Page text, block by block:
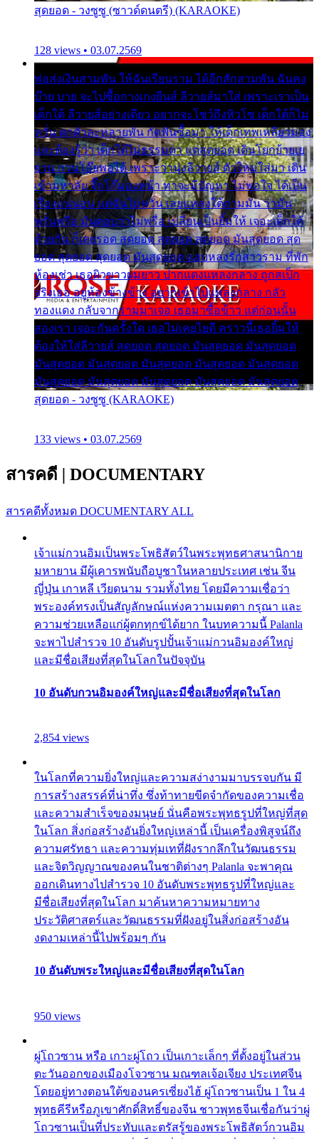
สุดยอด - วงซูซู (ซาวด์ดนตรี) (KARAOKE)
128 views • 03.07.2569
พ่อส่งเงินสามพัน ให้ฉันเรียนราม ได้อีกสักสามพัน ฉันคง
บ๊าย บาย จะไปซื้อกางเกงยีนส์ ลีวายส์มาใส่ เพราะเราเป็น
เด็กใต้ ลีวายส์อย่างเดียว อยากจะโชว์ถึงหิวโซ เด็กใต้ก็ไม่
หวั่น ตกตัวละหลายพัน กัดฟันซื้อมา ให้เด็กเทพเหลียวมอง
และต้องรู้ว่า เด็กใต้ไม่ธรรมดา แต่สุดยอด เดินโยกย้ายเย
ยวน กวนโอ๊ยพอได้ เพราะว่านุ่งลีวายส์ ตัวใหม่ใส่มา เดิน
เข้ามหาลัย จิ๊กโก๊มองหน้า ท่าจะมีปัญหา ไม่พอใจ ได้เป็น
เรื่องแน่นอน แต่ฉันไม่หวั่น เลยแหลงใต้ถามมัน ว่ามัน
พรั่นพรือ มันตอบว่าไม่พรื่อ เปลี่ยนเป็นยิ้มให้ เจอะเด็กใต้
ด้วยกัน ก็เลยรอด สุดยอด สุดยอด สุดยอด มันสุดยอด สุด
ยอด สุดยอด สุดยอด มันสุดยอด แอบหลงรักสาวราม ที่พัก
ห้องเช่า เธอผิวขาวผมยาว ปากแดงแหลงกลาง ถูกสเป็ก
จริงเธอ อยู่ห้องข้างข้าง อยากเข้าไปแหลงกลาง กลัว
ทองแดง กลับจากรามมาเจอ เธอมาซื้อข้าว แต่ก่อนนั้น
สองเรา เจอะกันครั้งใด เธอไม่เคยไยดี คราวนี้เธอยิ้มให้
ต้องให้ใส่ลีวายส์ สุดยอด สุดยอด มันสุดยอด มันสุดยอด
มันสุดยอด มันสุดยอด มันสุดยอด มันสุดยอด มันสุดยอด
มันสุดยอด มันสุดยอด มันสุดยอด มันสุดยอด มันสุดยอด
สุดยอด - วงซูซู (KARAOKE)
133 views • 03.07.2569
สารคดี | DOCUMENTARY
สารคดีทั้งหมด DOCUMENTARY ALL
เจ้าแม่กวนอิมเป็นพระโพธิสัตว์ในพระพุทธศาสนานิกาย
มหายาน มีผู้เคารพนับถือบูชาในหลายประเทศ เช่น จีน
ญี่ปุ่น เกาหลี เวียดนาม รวมทั้งไทย โดยมีความเชื่อว่า
พระองค์ทรงเป็นสัญลักษณ์แห่งความเมตตา กรุณา และ
ความช่วยเหลือแก่ผู้ตกทุกข์ได้ยาก ในบทความนี้ Palanla
จะพาไปสำรวจ 10 อันดับรูปปั้นเจ้าแม่กวนอิมองค์ใหญ่
และมีชื่อเสียงที่สุดในโลกในปัจจุบัน
10 อันดับกวนอิมองค์ใหญ่และมีชื่อเสียงที่สุดในโลก
2,854 views
ในโลกที่ความยิ่งใหญ่และความสง่างามมาบรรจบกัน มี
การสร้างสรรค์ที่น่าทึ่ง ซึ่งท้าทายขีดจำกัดของความเชื่อ
และความสำเร็จของมนุษย์ นั่นคือพระพุทธรูปที่ใหญ่ที่สุด
ในโลก สิ่งก่อสร้างอันยิ่งใหญ่เหล่านี้ เป็นเครื่องพิสูจน์ถึง
ความศรัทธา และความทุ่มเทที่ฝังรากลึกในวัฒนธรรม
และจิตวิญญาณของคนในชาติต่างๆ Palanla จะพาคุณ
ออกเดินทางไปสำรวจ 10 อันดับพระพุทธรูปที่ใหญ่และ
มีชื่อเสียงที่สุดในโลก มาค้นหาความหมายทาง
ประวัติศาสตร์และวัฒนธรรมที่ฝังอยู่ในสิ่งก่อสร้างอัน
งดงามเหล่านี้ไปพร้อมๆ กัน
10 อันดับพระใหญ่และมีชื่อเสียงที่สุดในโลก
950 views
ผู่โถวซาน หรือ เกาะผู่โถว เป็นเกาะเล็กๆ ที่ตั้งอยู่ในส่วน
ตะวันออกของเมืองโจวซาน มณฑลเจ้อเจียง ประเทศจีน
โดยอยู่ทางตอนใต้ของนครเซี่ยงไฮ้ ผู่โถวซานเป็น 1 ใน 4
พุทธคีรีหรือภูเขาศักดิ์สิทธิ์ของจีน ชาวพุทธจีนเชื่อกันว่าผู่
โถวซานเป็นที่ประทับและตรัสรู้ของพระโพธิสัตว์กวนอิม